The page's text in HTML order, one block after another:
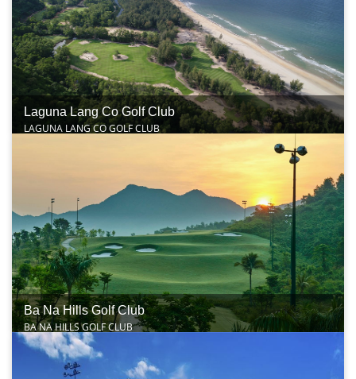
Laguna Lang Co Golf Club
LAGUNA LANG CO GOLF CLUB
Ba Na Hills Golf Club
BA NA HILLS GOLF CLUB